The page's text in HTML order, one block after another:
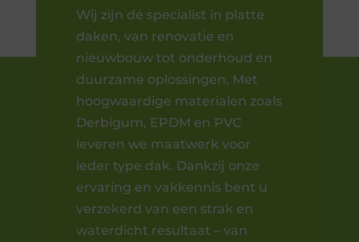
Wij zijn dé specialist in platte
daken, van renovatie en
nieuwbouw tot onderhoud en
duurzame oplossingen. Met
hoogwaardige materialen zoals
Derbigum, EPDM en PVC
leveren we maatwerk voor
ieder type dak. Dankzij onze
ervaring en vakkennis bent u
verzekerd van een strak en
waterdicht resultaat – van